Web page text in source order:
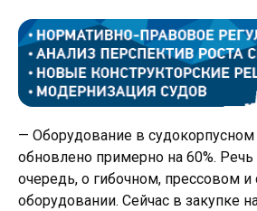
— Оборудование в судокорпусном
обновлено примерно на 60%.
очередь, о гибочном, прессовом
оборудовании. Сейчас в закупке